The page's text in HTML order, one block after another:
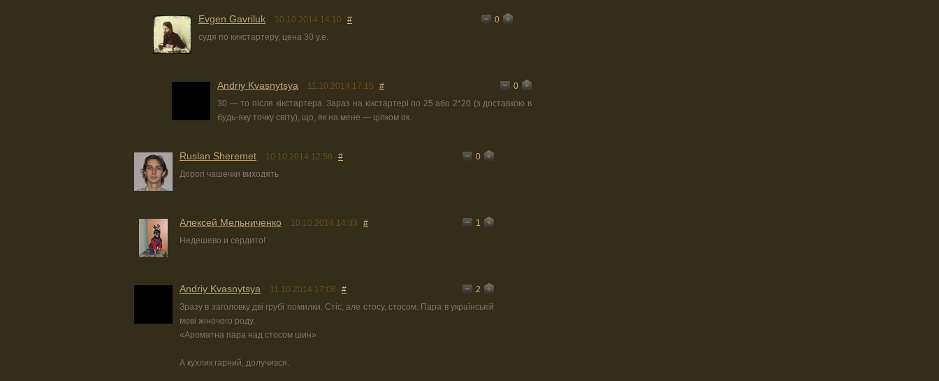
Evgen Gavriluk 10.10.2014 14:10 #
0
судя по кикстартеру, цена 30 у.е.
Andriy Kvasnytsya 11.10.2014 17:15 #
0
30 — то після кікстартера. Зараз на кікстартері по 25 або 2*20 (з доставкою в
будь-яку точку світу), що, як на мене — цілком ок.
Ruslan Sheremet 10.10.2014 12:56 #
0
Дорогі чашечки виходять
Алексей Мельниченко 10.10.2014 14:33 #
1
Недешево и сердито!
Andriy Kvasnytsya 11.10.2014 17:06 #
2
Зразу в заголовку дві грубі помилки. Стіс, але стосу, стосом. Пара в українській
мові жіночого роду.
«Ароматна пара над стосом шин»
А кухлик гарний, долучився.